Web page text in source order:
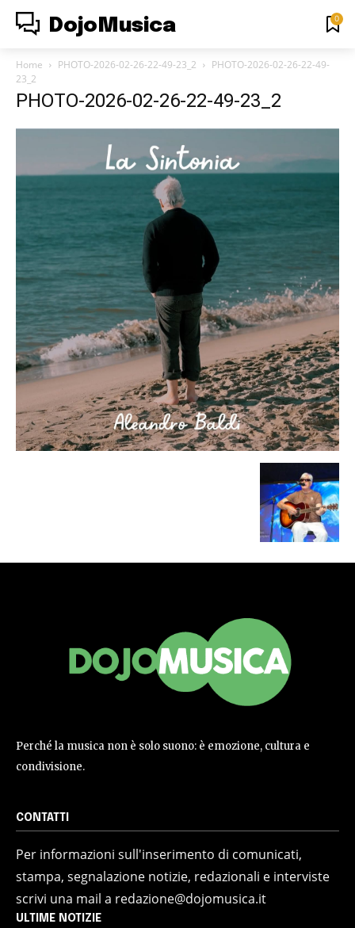
DojoMusica 0
Home PHOTO-2026-02-26-22-49-23_2
PHOTO-2026-02-26-22-49-
23_2
PHOTO-2026-02-26-22-49-23_2
Perché la musica non è solo suono: è emozione, cultura e
condivisione.
CONTATTI
Per informazioni sull'inserimento di comunicati,
stampa, segnalazione notizie, redazionali e interviste
scrivi una mail a redazione@dojomusica.it
ULTIME NOTIZIE